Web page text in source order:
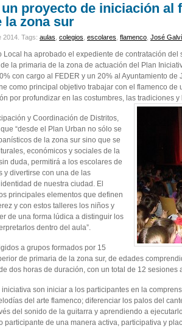
proyecto de iniciación al
la zona sur
2014. Tags: aulas colegios escolares flamenco José
Local ha aprobado el expediente de contratación
la primaria de la zona de actuación del Plan
con cargo al FEDER y un 20% al Ayuntamiento
como principal objetivo trabajar con el flamenco
por profundizar en las costumbres, las tradiciones
y Coordinación de Distritos,
“desde el Plan Urban no sólo se
de la zona sur sino que se
económicos y sociales de la
duda, permitirá a los escolares de
y divertirse con una de las
de nuestra ciudad. El
principales elementos que definen
y con estos talleres los niños y
de una forma lúdica a distinguir los
dentro del aula”.
a grupos formados por 15
de primaria de la zona sur, de edades
dos horas de duración, con un total de 12 sesiones
iniciativa son iniciar a los participantes en la
del arte flamenco; diferenciar los palos del
del sonido de la guitarra y aprendiendo a
participante de una manera activa, participativa y